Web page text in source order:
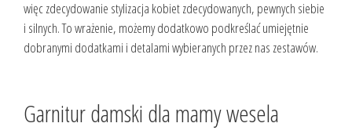
więc zdecydowanie stylizacja kobiet zdecydowanych, pewnych siebie
i silnych. To wrażenie, możemy dodatkowo podkreślać umiejętnie
dobranymi dodatkami i detalami wybieranych przez nas zestawów.
Garnitur damski dla mamy wesela